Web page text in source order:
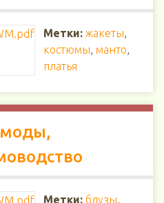
Метки: жакеты,
костюмы, манто,
платья
моды,
Метки: блузы,